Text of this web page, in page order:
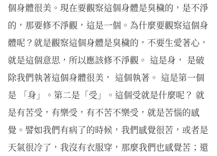
個身體很美。現在要觀察這個身體是臭穢的，是不淨
的，那要修不淨觀，這是一個。為什麼要觀察這個身
體呢？就是觀察這個身體是臭穢的，不要生愛著心，
就是這個意思，所以應該修不淨觀。 這是身， 是破
除我們執著這個身體很美， 這個執著。 這是第一個
是 「身」。第二是「受」。這個受就是什麼呢？ 就
是有苦受，有樂受，有不苦不樂受，就是苦惱的感
覺。譬如我們有病了的時候，我們感覺很苦，或者是
天氣很冷了，我沒有衣服穿，那麼我們也感覺苦；還